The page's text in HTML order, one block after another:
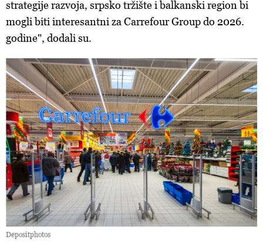
strategije razvoja, srpsko tržište i balkanski region bi
mogli biti interesantni za Carrefour Group do 2026.
godine", dodali su.
Depositphotos